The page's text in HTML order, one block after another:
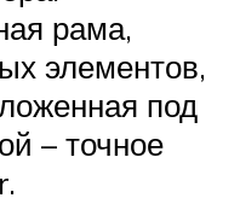
рама,
элементов,
под
– точное